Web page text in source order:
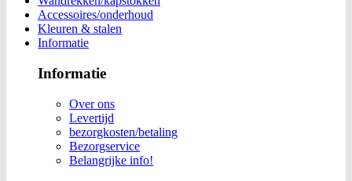
Accessoires/onderhoud
Kleuren & stalen
Informatie
Informatie
Over ons
Levertijd
bezorgkosten/betaling
Bezorgservice
Belangrijke info!